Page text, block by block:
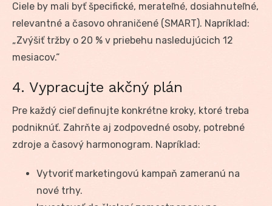
Ciele by mali byť špecifické, merateľné, dosiahnuteľné,
relevantné a časovo ohraničené (SMART). Napríklad:
„Zvýšiť tržby o 20 % v priebehu nasledujúcich 12
mesiacov.“
4. Vypracujte akčný plán
Pre každý cieľ definujte konkrétne kroky, ktoré treba
podniknúť. Zahrňte aj zodpovedné osoby, potrebné
zdroje a časový harmonogram. Napríklad:
Vytvoriť marketingovú kampaň zameranú na
nové trhy.